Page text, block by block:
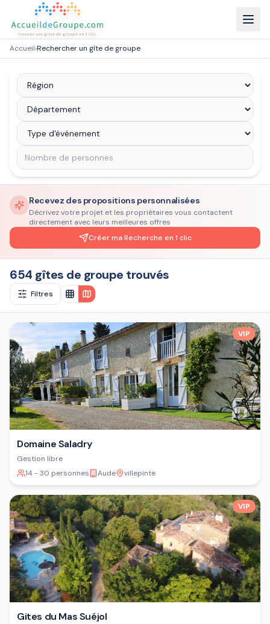
Accueil›Rechercher un gîte de groupe
Recevez des propositions personnalisées
Décrivez votre projet et les propriétaires vous contactent
directement avec leurs meilleures offres
Créer ma Recherche en 1 clic
654 gîtes de groupe trouvés
Filtres
VIP
Domaine Saladry
Gestion libre
14 - 30 personnes
Aude villepinte
VIP
Gites du Mas Suéjol